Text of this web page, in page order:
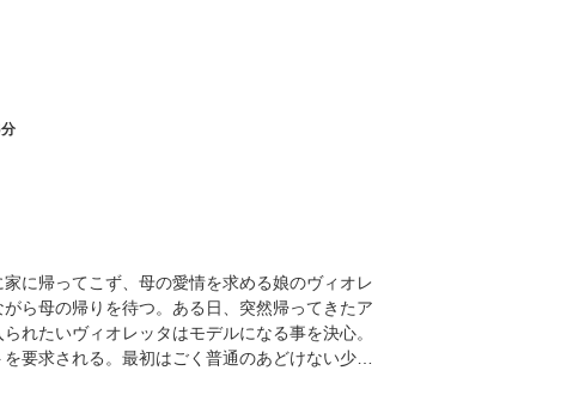
に帰ってこず、母の愛情を求める娘のヴィオレ
ら母の帰りを待つ。ある日、突然帰ってきたア
れたいヴィオレッタはモデルになる事を決心。
要求される。最初はごく普通のあどけない少…